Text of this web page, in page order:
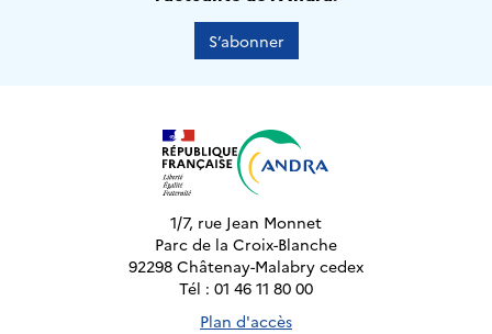
S’abonner
1/7, rue Jean Monnet
Parc de la Croix-Blanche
92298 Châtenay-Malabry cedex
Tél : 01 46 11 80 00
Plan d'accès